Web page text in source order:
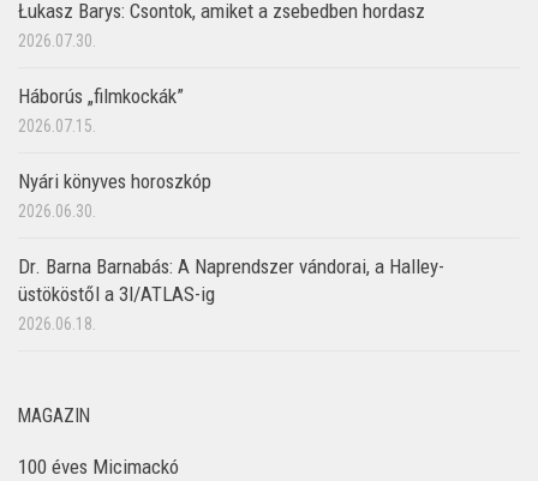
Łukasz Barys: Csontok, amiket a zsebedben hordasz
2026.07.30.
Háborús „filmkockák”
2026.07.15.
Nyári könyves horoszkóp
2026.06.30.
Dr. Barna Barnabás: A Naprendszer vándorai, a Halley-
üstököstől a 3I/ATLAS-ig
2026.06.18.
MAGAZIN
100 éves Micimackó